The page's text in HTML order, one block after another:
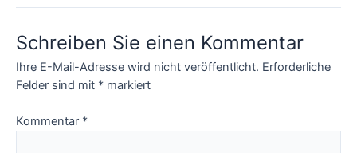
2023
Schreiben Sie einen Kommentar
Ihre E-Mail-Adresse wird nicht veröffentlicht. Erforderliche
Felder sind mit * markiert
Kommentar *